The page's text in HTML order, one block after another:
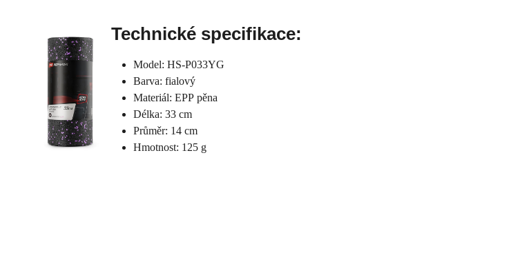
Technické specifikace:
Model: HS-P033YG
Barva: fialový
Materiál: EPP pěna
Délka: 33 cm
Průměr: 14 cm
Hmotnost: 125 g